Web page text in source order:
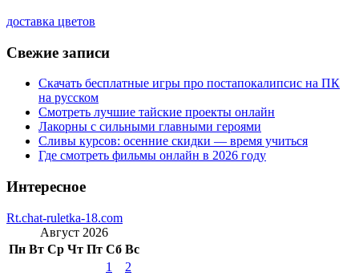
доставка цветов
Свежие записи
Скачать бесплатные игры про постапокалипсис на ПК
на русском
Смотреть лучшие тайские проекты онлайн
Лакорны с сильными главными героями
Сливы курсов: осенние скидки — время учиться
Где смотреть фильмы онлайн в 2026 году
Интересное
Rt.chat-ruletka-18.com
Август 2026
Пн Вт Ср Чт Пт Сб Вс
1
2